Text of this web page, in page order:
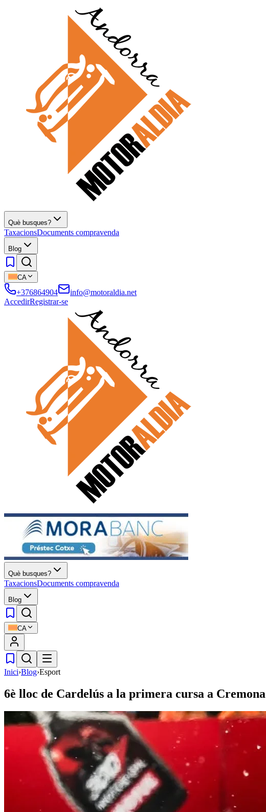
Què busques?
TaxacionsDocuments compravenda
Blog
CA
+376864904
info@motoraldia.net
AccedirRegistrar-se
Què busques?
TaxacionsDocuments compravenda
Blog
CA
Inici›Blog›Esport
6è lloc de Cardelús a la primera cursa a Cremona